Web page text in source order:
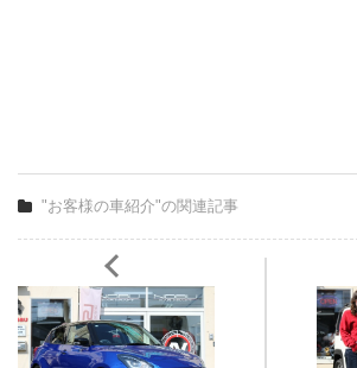
"お客様の車紹介"の関連記事